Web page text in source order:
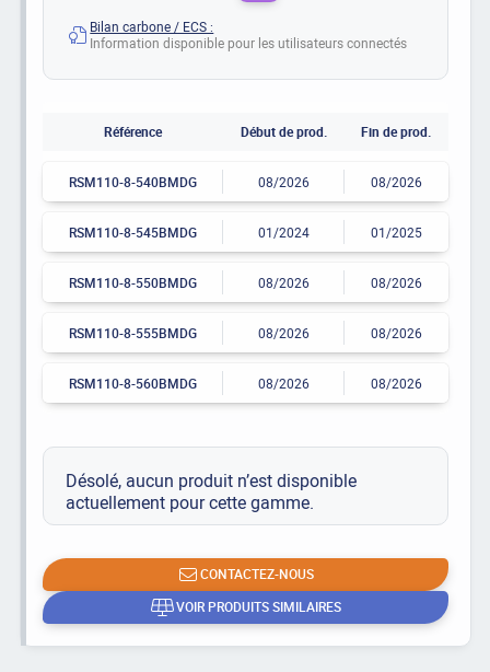
Bilan carbone / ECS :
Information disponible pour les utilisateurs connectés
Référence Début de prod. Fin de prod.
RSM110-8-540BMDG 08/2026 08/2026
RSM110-8-545BMDG 01/2024 01/2025
RSM110-8-550BMDG 08/2026 08/2026
RSM110-8-555BMDG 08/2026 08/2026
RSM110-8-560BMDG 08/2026 08/2026
Désolé, aucun produit n’est disponible
actuellement pour cette gamme.
CONTACTEZ-NOUS
VOIR PRODUITS SIMILAIRES